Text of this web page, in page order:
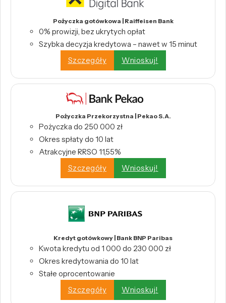
Pożyczka gotówkowa | Raiffeisen Bank
0% prowizji, bez ukrytych opłat
Szybka decyzja kredytowa – nawet w 15 minut
Szczegóły
Wnioskuj!
Pożyczka Przekorzystna | Pekao S.A.
Pożyczka do 250 000 zł
Okres spłaty do 10 lat
Atrakcyjne RRSO 11,55%
Szczegóły
Wnioskuj!
Kredyt gotówkowy | Bank BNP Paribas
Kwota kredytu od 1 000 do 230 000 zł
Okres kredytowania do 10 lat
Stałe oprocentowanie
Szczegóły
Wnioskuj!